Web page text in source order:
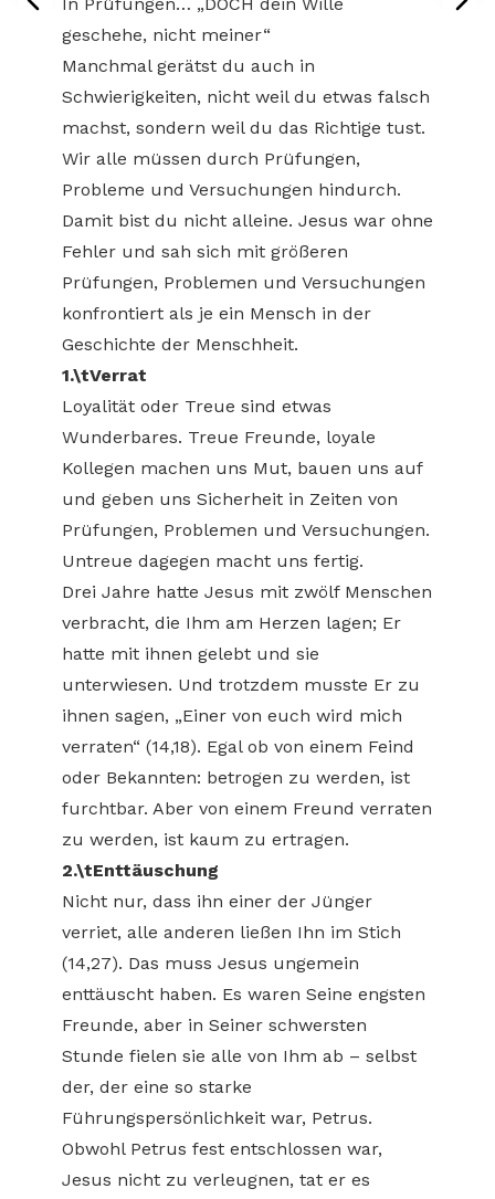
geschehe, nicht meiner“
Manchmal gerätst du auch in
Schwierigkeiten, nicht weil du etwas falsch
machst, sondern weil du das Richtige tust.
Wir alle müssen durch Prüfungen,
Probleme und Versuchungen hindurch.
Damit bist du nicht alleine. Jesus war ohne
Fehler und sah sich mit größeren
Prüfungen, Problemen und Versuchungen
konfrontiert als je ein Mensch in der
Geschichte der Menschheit.
1.\tVerrat
Loyalität oder Treue sind etwas
Wunderbares. Treue Freunde, loyale
Kollegen machen uns Mut, bauen uns auf
und geben uns Sicherheit in Zeiten von
Prüfungen, Problemen und Versuchungen.
Untreue dagegen macht uns fertig.
Drei Jahre hatte Jesus mit zwölf Menschen
verbracht, die Ihm am Herzen lagen; Er
hatte mit ihnen gelebt und sie
unterwiesen. Und trotzdem musste Er zu
ihnen sagen, „Einer von euch wird mich
verraten“ (14,18). Egal ob von einem Feind
oder Bekannten: betrogen zu werden, ist
furchtbar. Aber von einem Freund verraten
zu werden, ist kaum zu ertragen.
2.\tEnttäuschung
Nicht nur, dass ihn einer der Jünger
verriet, alle anderen ließen Ihn im Stich
(14,27). Das muss Jesus ungemein
enttäuscht haben. Es waren Seine engsten
Freunde, aber in Seiner schwersten
Stunde fielen sie alle von Ihm ab – selbst
der, der eine so starke
Führungspersönlichkeit war, Petrus.
Obwohl Petrus fest entschlossen war,
Jesus nicht zu verleugnen, tat er es